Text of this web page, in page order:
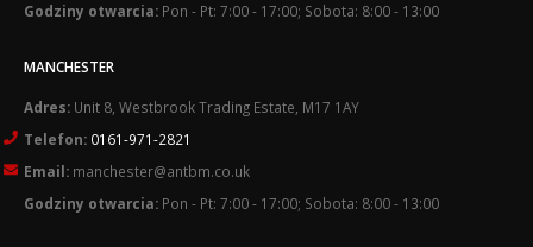
Godziny otwarcia: Pon - Pt: 7:00 - 17:00; Sobota: 8:00 - 13:00
MANCHESTER
Adres: Unit 8, Westbrook Trading Estate, M17 1AY
Telefon: 0161-971-2821
Email: manchester@antbm.co.uk
Godziny otwarcia: Pon - Pt: 7:00 - 17:00; Sobota: 8:00 - 13:00